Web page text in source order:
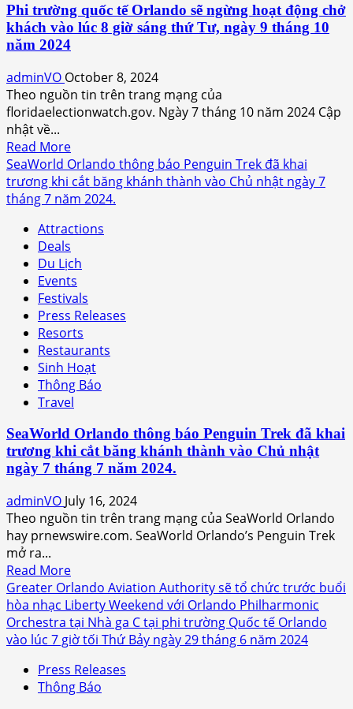
Lễ
nhậm
chức
của
Tổng
thống
Trump
2025
từ
Thượng
nghị
sĩ
Kỳ
Marco
Rubio
của
Tiểu
Bang
Florida
Phi trường quốc tế Orlando sẽ ngừng hoạt động chở
khách vào lúc 8 giờ sáng thứ Tư, ngày 9 tháng 10
năm 2024
adminVO October 8, 2024
Theo nguồn tin trên trang mạng của
floridaelectionwatch.gov. Ngày 7 tháng 10 năm 2024 Cập
nhật về...
Read MoreRead
more
about
Phi
quốc
tế
Orlando
sẽ
ngừng
hoạt
động
chở
khách
vào
lúc
giờ
sáng
thứ
Tư,
ngày
9
tháng
năm
2024
SeaWorld Orlando thông báo Penguin Trek đã khai
trương khi cắt băng khánh thành vào Chủ nhật ngày 7
tháng 7 năm 2024.
Attractions
Deals
Du Lịch
Events
Festivals
Press Releases
Resorts
Restaurants
Sinh Hoạt
Thông Báo
Travel
SeaWorld Orlando thông báo Penguin Trek đã khai
trương khi cắt băng khánh thành vào Chủ nhật
ngày 7 tháng 7 năm 2024.
adminVO July 16, 2024
Theo nguồn tin trên trang mạng của SeaWorld Orlando
hay prnewswire.com. SeaWorld Orlando’s Penguin Trek
mở ra...
Read MoreRead
more
about
SeaWorld
Orlando
báo
Penguin
Greater Orlando Aviation Authority sẽ tổ chức trước buổi
hòa nhạc Liberty Weekend với Orlando Philharmonic
Orchestra tại Nhà ga C tại phi trường Quốc tế Orlando
vào lúc 7 giờ tối Thứ Bảy ngày 29 tháng 6 năm 2024
Press Releases
Thông Báo